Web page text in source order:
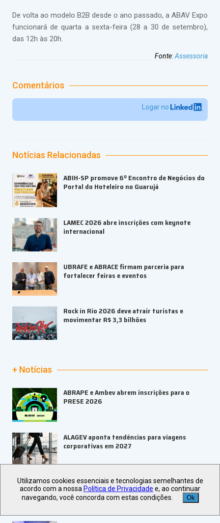
De volta ao modelo B2B desde o ano passado, a ABAV Expo
funcionará de quarta a sexta-feira (28 a 30 de setembro),
das 12h às 20h.
Fonte:Assessoria
Comentários
Logar no
Notícias Relacionadas
ABIH-SP promove 6º Encontro de Negócios do
Portal do Hoteleiro no Guarujá
LAMEC 2026 abre inscrições com keynote
internacional
UBRAFE e ABRACE firmam parceria para
fortalecer feiras e eventos
Rock in Rio 2026 deve atrair turistas e
movimentar R$ 3,3 bilhões
+ Notícias
ABRAPE e Ambev abrem inscrições para o
PRESE 2026
ALAGEV aponta tendências para viagens
corporativas em 2027
UBRAFE e SP Negócios fortalecem
ecossistema de eventos B2B
Utilizamos cookies essenciais e tecnologias semelhantes de
acordo com a nossa Política de Privacidade e, ao continuar
navegando, você concorda com estas condições.
Ok